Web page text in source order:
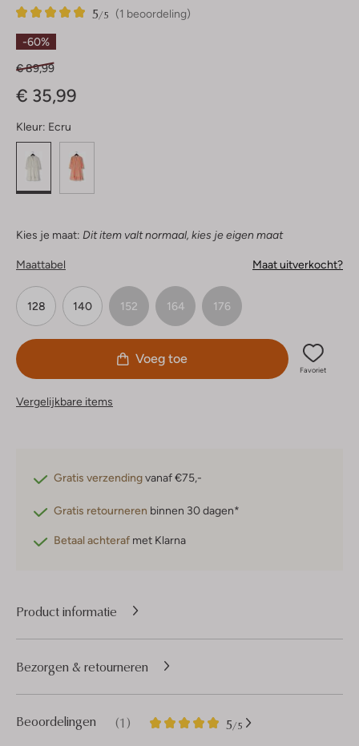
(1 beoordeling)
5/5
1
5
Sterren
-60%
€ 89,99
€ 35,99
Kleur: Ecru
Kies je maat: Dit item valt normaal, kies je eigen maat
Maattabel Maat uitverkocht?
128 140 152 164 176
Voeg toe
Favoriet
Vergelijkbare items
Gratis verzendingvanaf €75,-
Gratis retourneren binnen 30 dagen*
Betaal achteraf met Klarna
Product informatie
Beoordelingen (1) 5/5
1
5
Bezorgen & retourneren